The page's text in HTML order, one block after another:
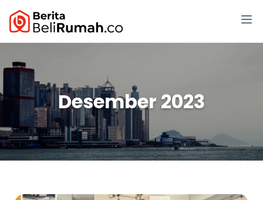
Desember 2023